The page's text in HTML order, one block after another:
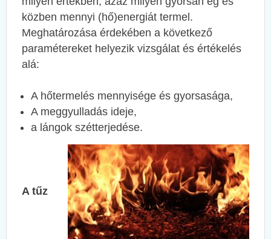
közben mennyi (hő)energiát termel.
Meghatározása érdekében a következő
paramétereket helyezik vizsgálat és értékelés
alá:
A hőtermelés mennyisége és gyorsasága,
A meggyulladás ideje,
a lángok szétterjedése.
A tűz